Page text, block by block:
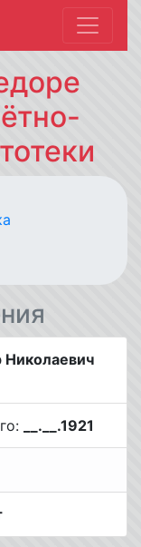
__.__.1921